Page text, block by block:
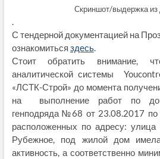
Скриншот/выдержка из
.
С тендерной документацией на
ознакомиться здесь.
Стоит обратить внимание,
аналитической системы
«ЛСТК-Строй» до момента
на выполнение работ по
генподряда №68 от 23.08.2017 по
расположенных по адресу:
Рубежное, под жилой дом
активность, а соответственно